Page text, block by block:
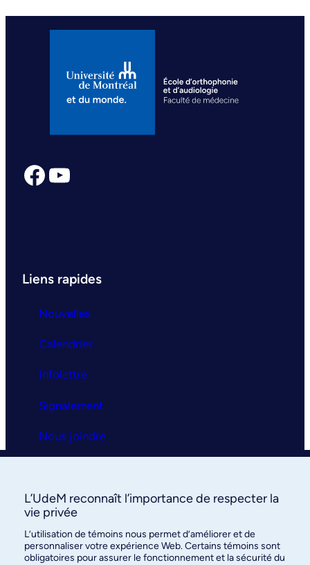
Facebook YouTube
Liens rapides
Nouvelles
Calendrier
Infolettre
Signalement
Nous joindre
La clinique
Services
L’UdeM reconnaît l’importance de respecter la
vie privée
L’utilisation de témoins nous permet d’améliorer et de
personnaliser votre expérience Web. Certains témoins sont
obligatoires pour assurer le fonctionnement et la sécurité du